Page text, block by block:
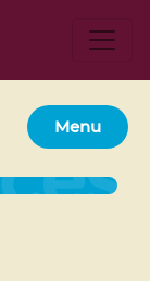
Menu